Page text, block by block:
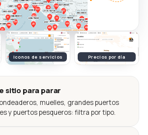
Iconos de servicios Precios por día
sitio para parar
muelles, grandes puertos
y puertos pesqueros: filtra por tipo.